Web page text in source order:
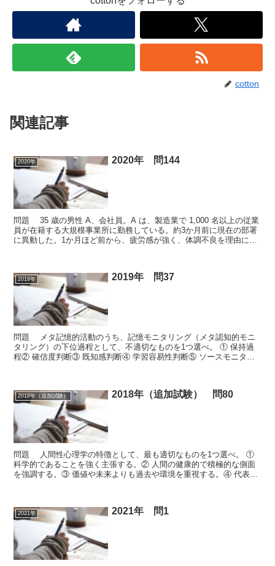
cotton
関連記事
2020年 2020年 問144
問題 35 歳の男性 A、会社員。A は、製造業で 1,000 名以上の従業
員が在籍する大規模事業所に勤務している。約3か月前に現在の部署
に異動した。1か月ほど前から、疲労感が強く、体調不良を理由に欠
2019年 2019年 問37
問題 メタ記憶的活動のうち、記憶モニタリング（メタ認知的モニ
タリング）の下位過程として、不適切なものを1つ選べ。 ① 保持過
程② 確信度判断③ 既知感判断④ 学習容易性判断⑤ ソースモニタリ
2018年（追加試験） 2018年（追加試験） 問80
問題 人間性心理学の特徴として、最も適切なものを1つ選べ。 ①
科学的であることを強く主張する。② 人間の健康的で積極的な側面
を強調する。③ 価値や未来よりも過去や環境を重視する。④ 代表的
2021年 2021年 問1